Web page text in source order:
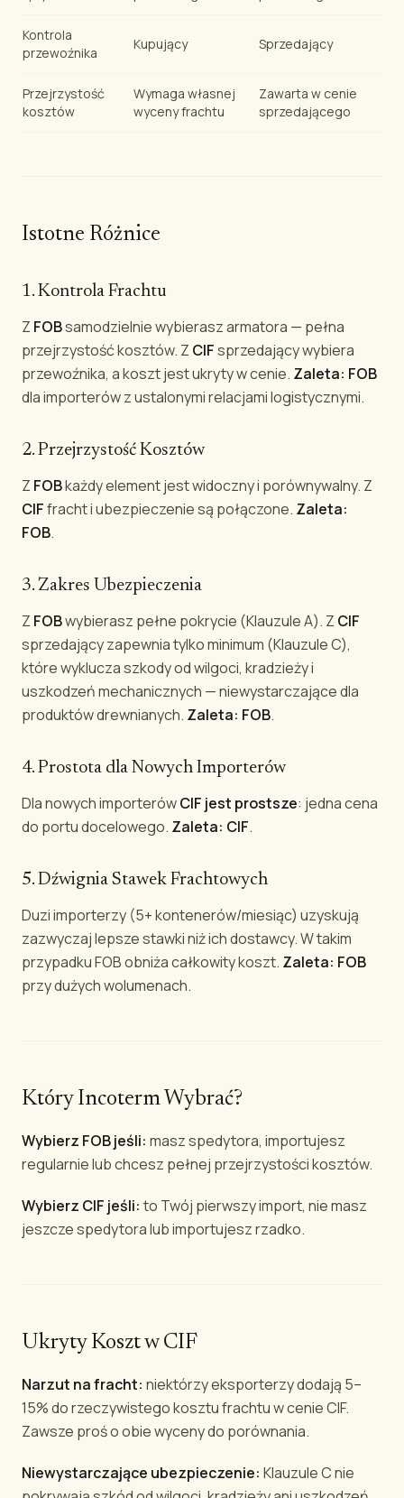
Kontrola
przewoźnika
Kupujący Sprzedający
Przejrzystość
kosztów
Wymaga własnej
wyceny frachtu
Zawarta w cenie
sprzedającego
Istotne Różnice
1. Kontrola Frachtu
Z FOBsamodzielnie wybierasz armatora — pełna
przejrzystość kosztów. Z CIFsprzedający wybiera
przewoźnika, a koszt jest ukryty w cenie. Zaleta: FOB
dla importerów z ustalonymi relacjami logistycznymi.
2. Przejrzystość Kosztów
Z FOBkażdy element jest widoczny i porównywalny. Z
CIFfracht i ubezpieczenie są połączone. Zaleta:
FOB.
3. Zakres Ubezpieczenia
Z FOBwybierasz pełne pokrycie (Klauzule A). Z CIF
sprzedający zapewnia tylko minimum (Klauzule C),
które wyklucza szkody od wilgoci, kradzieży i
uszkodzeń mechanicznych — niewystarczające dla
produktów drewnianych. Zaleta: FOB.
4. Prostota dla Nowych Importerów
Dla nowych importerówCIF jest prostsze: jedna cena
do portu docelowego. Zaleta: CIF.
5. Dźwignia Stawek Frachtowych
Duzi importerzy (5+ kontenerów/miesiąc) uzyskują
zazwyczaj lepsze stawki niż ich dostawcy. W takim
przypadku FOB obniża całkowity koszt. Zaleta: FOB
przy dużych wolumenach.
Który Incoterm Wybrać?
Wybierz FOB jeśli: masz spedytora, importujesz
regularnie lub chcesz pełnej przejrzystości kosztów.
Wybierz CIF jeśli: to Twój pierwszy import, nie masz
jeszcze spedytora lub importujesz rzadko.
Ukryty Koszt w CIF
Narzut na fracht: niektórzy eksporterzy dodają 5–
15% do rzeczywistego kosztu frachtu w cenie CIF.
Zawsze proś o obie wyceny do porównania.
Niewystarczające ubezpieczenie: Klauzule C nie